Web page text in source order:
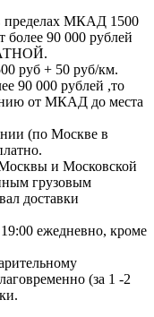
пределах МКАД 1500
более 90 000 рублей
руб + 50 руб/км.
90 000 рублей ,то
от МКАД до места
(по Москве в
и Московской
грузовым
доставки
ежедневно, кроме
(за 1 -2